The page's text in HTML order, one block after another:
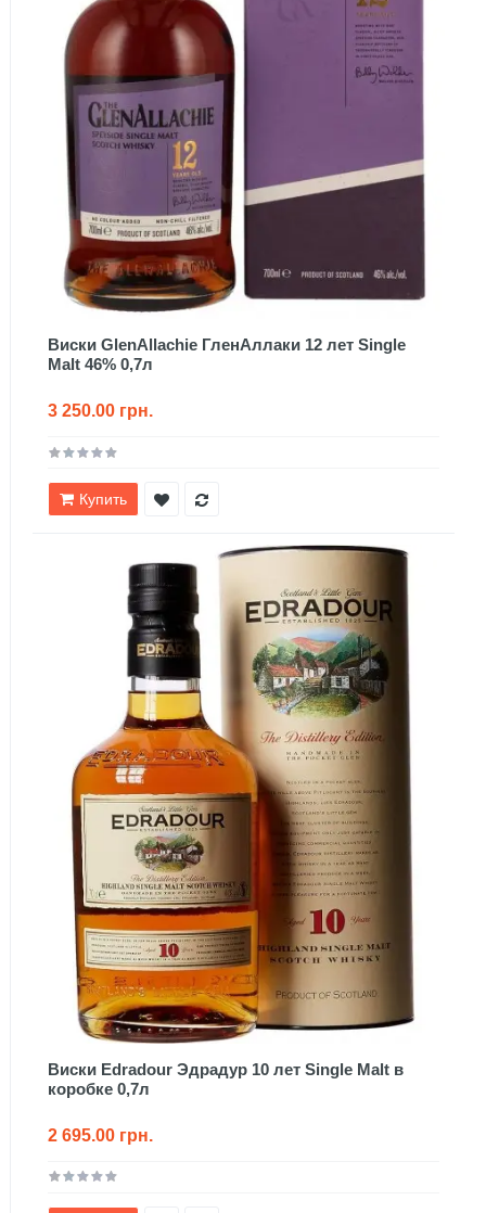
Виски GlenAllachie ГленАллаки 12 лет Single
Malt 46% 0,7л
3 250.00 грн.
Купить
Виски Edradour Эдрадур 10 лет Single Malt в
коробке 0,7л
2 695.00 грн.